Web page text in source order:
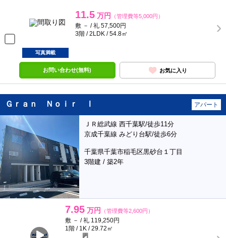
11.5 万円 （管理費等5,000円）
敷 － / 礼 57,500円
3階 / 2LDK / 54.8㎡
写真満載
お問い合わせ(無料) お気に入り
Ｇｒａｎ Ｎｏｉｒ Ⅰ アパート
ＪＲ総武線 西千葉駅/徒歩11分
京成千葉線 みどり台駅/徒歩6分
千葉県千葉市稲毛区黒砂台１丁目
3階建 / 築2年
7.95 万円 （管理費等2,600円）
敷 － / 礼 119,250円
1階 / 1K / 29.72㎡